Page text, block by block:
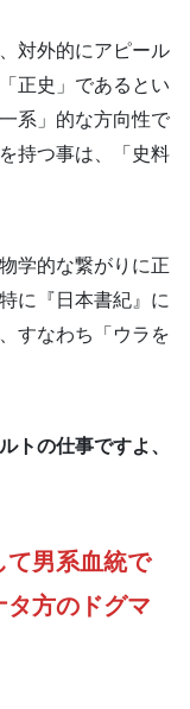
対外的にアピール
正史」であるとい
系」的な方向性で
持つ事は、「史料
学的な繋がりに正
に『日本書紀』に
すなわち「ウラを
トの仕事ですよ、
て男系血統で
方のドグマ